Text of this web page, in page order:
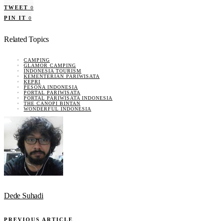
TWEET 0
PIN IT 0
Related Topics
CAMPING
GLAMOR CAMPING
INDONESIA TOURISM
KEMENTERIAN PARIWISATA
KEPRI
PESONA INDONESIA
PORTAL PARIWISATA
PORTAL PARIWISATA INDONESIA
THE CANOPI BINTAN
WONDERFUL INDONESIA
Dede Suhadi
PREVIOUS ARTICLE